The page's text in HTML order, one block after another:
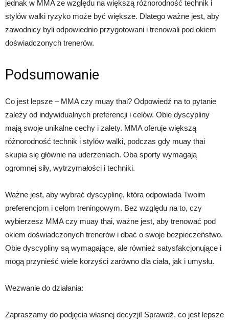
jednak w MMA ze względu na większą różnorodność technik i
stylów walki ryzyko może być większe. Dlatego ważne jest, aby
zawodnicy byli odpowiednio przygotowani i trenowali pod okiem
doświadczonych trenerów.
Podsumowanie
Co jest lepsze – MMA czy muay thai? Odpowiedź na to pytanie
zależy od indywidualnych preferencji i celów. Obie dyscypliny
mają swoje unikalne cechy i zalety. MMA oferuje większą
różnorodność technik i stylów walki, podczas gdy muay thai
skupia się głównie na uderzeniach. Oba sporty wymagają
ogromnej siły, wytrzymałości i techniki.
Ważne jest, aby wybrać dyscyplinę, która odpowiada Twoim
preferencjom i celom treningowym. Bez względu na to, czy
wybierzesz MMA czy muay thai, ważne jest, aby trenować pod
okiem doświadczonych trenerów i dbać o swoje bezpieczeństwo.
Obie dyscypliny są wymagające, ale również satysfakcjonujące i
mogą przynieść wiele korzyści zarówno dla ciała, jak i umysłu.
Wezwanie do działania:
Zapraszamy do podjęcia własnej decyzji! Sprawdź, co jest lepsze